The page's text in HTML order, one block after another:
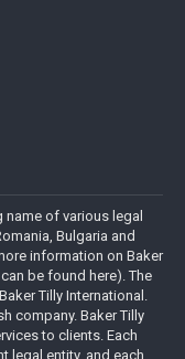
name of various legal
Bulgaria and
information on Baker
be found here). The
Tilly International.
company. Baker Tilly
to clients. Each
legal entity, and each